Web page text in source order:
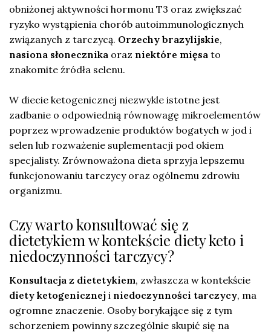
obniżonej aktywności hormonu T3 oraz zwiększać
ryzyko wystąpienia chorób autoimmunologicznych
związanych z tarczycą. Orzechy brazylijskie,
nasiona słonecznika oraz niektóre mięsa to
znakomite źródła selenu.
W diecie ketogenicznej niezwykle istotne jest
zadbanie o odpowiednią równowagę mikroelementów
poprzez wprowadzenie produktów bogatych w jod i
selen lub rozważenie suplementacji pod okiem
specjalisty. Zrównoważona dieta sprzyja lepszemu
funkcjonowaniu tarczycy oraz ogólnemu zdrowiu
organizmu.
Czy warto konsultować się z
dietetykiem w kontekście diety keto i
niedoczynności tarczycy?
Konsultacja z dietetykiem, zwłaszcza w kontekście
diety ketogenicznej i niedoczynności tarczycy, ma
ogromne znaczenie. Osoby borykające się z tym
schorzeniem powinny szczególnie skupić się na